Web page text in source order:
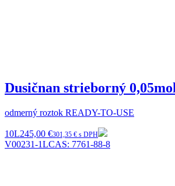
Dusičnan strieborný
odmerný roztok READY-TO-USE
10L245,00 €301,35 € s DPH
V00231-1LCAS: 7761-88-8